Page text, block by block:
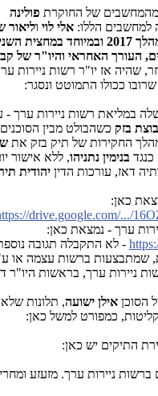
של החוקרתפולינה
אלי לויוליאור שוורץ.
2017 ובמיוחד במחצית השנייה של
העורך האחראי והיו"ר של קבוצת
רשות ניירות ערך וניהל
ונסגר:
ניירות ערך - עו"ד
מבין הסוכנים היהאילן
של תיק בזק אתשלמה פילבר
, ללא אישור יועמ"ש
הדיןיהודית תירושוציפי
https://
.
כאן:
תגובה נוספת מהרשות.
ברשות עצמה או ע"י מי
בראשות היו"ר דהיום (ענת
ישועה, תלונות שלא נענו ונגרסו
למשל כאן:
כאן:
ערך. מזעזע ומחריד כל שוחר